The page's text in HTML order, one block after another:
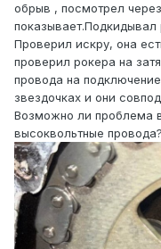
обрыв , посмотрел
Проверил искру, она
проверил рокера на
провода на
звездочках и они
Возможно ли проблема
высоквольтные провода?